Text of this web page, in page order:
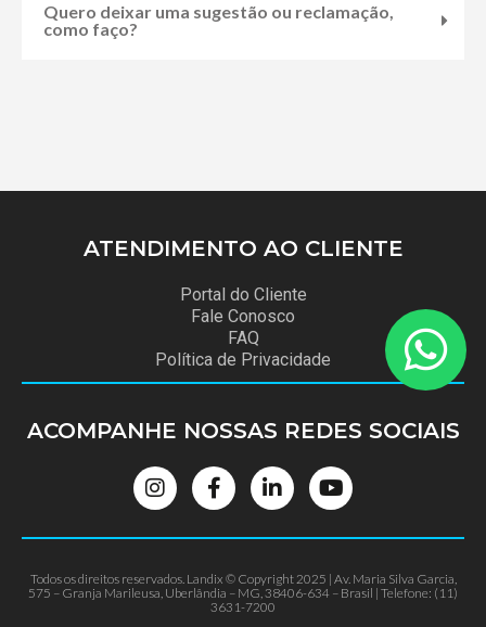
Quero deixar uma sugestão ou reclamação,
como faço?
ATENDIMENTO AO CLIENTE
Portal do Cliente
Fale Conosco
FAQ
Política de Privacidade
ACOMPANHE NOSSAS REDES SOCIAIS
Todos os direitos reservados. Landix © Copyright 2025 | Av. Maria Silva Garcia,
575 – Granja Marileusa, Uberlândia – MG, 38406-634 – Brasil | Telefone: (11)
3631-7200